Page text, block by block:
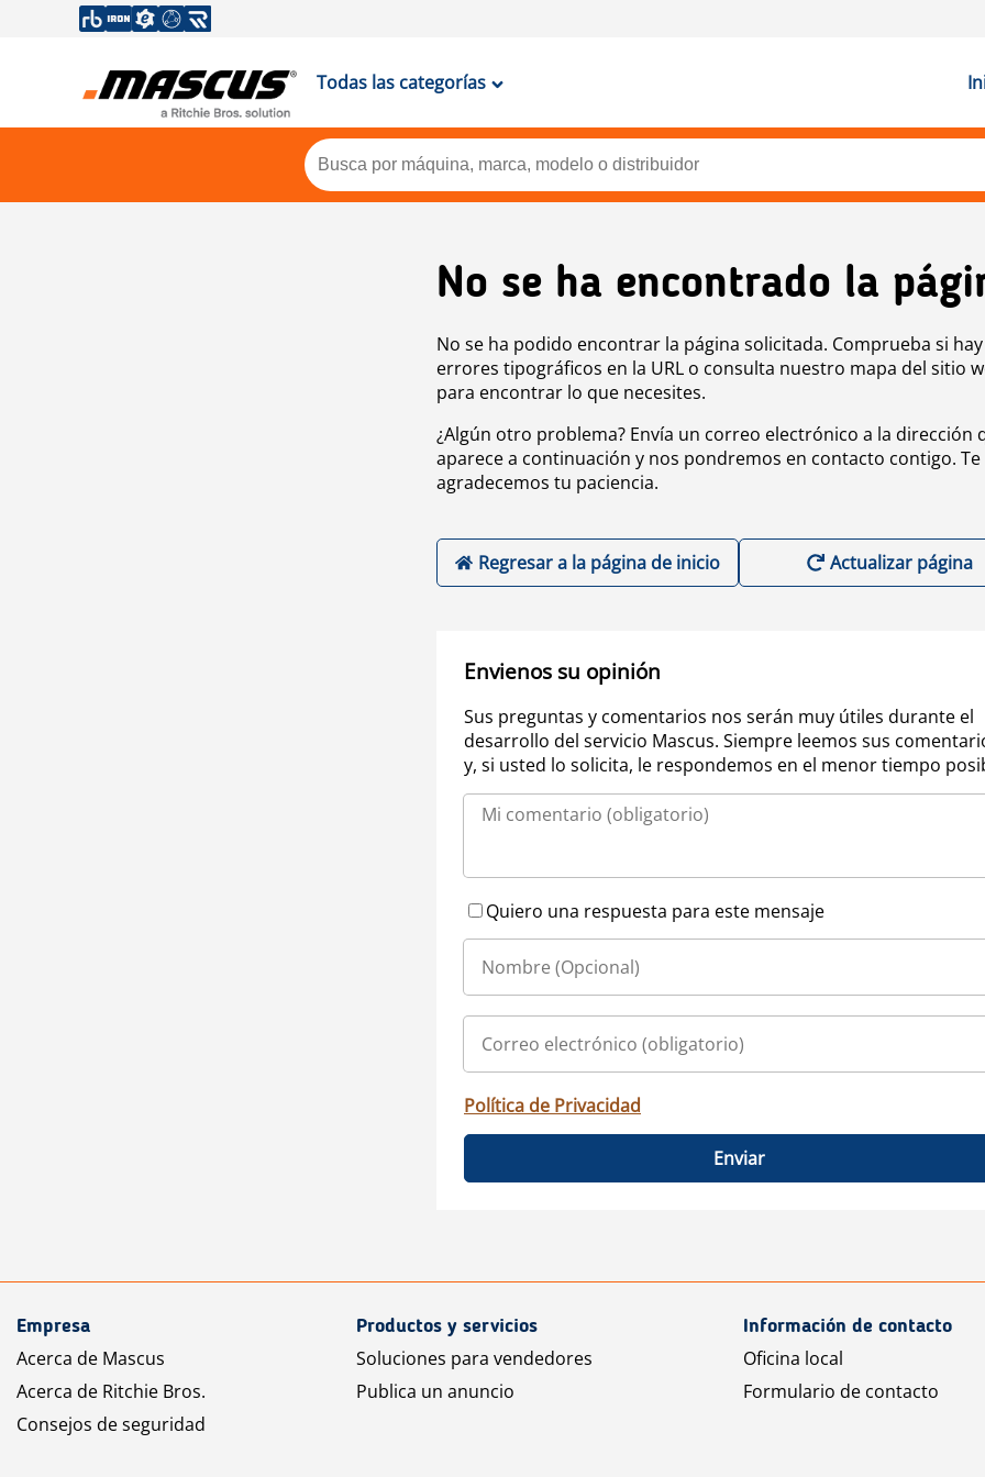
Todas las categorías
No se ha encontrado la
No se ha podido encontrar la página solicitada. Comprueba si hay
errores tipográficos en la URL o consulta nuestro mapa del sitio
para encontrar lo que necesites.
¿Algún otro problema? Envía un correo electrónico a la dirección
aparece a continuación y nos pondremos en contacto contigo. Te
agradecemos tu paciencia.
Regresar a la página de inicio Actualizar página
Envienos su opinión
Sus preguntas y comentarios nos serán muy útiles durante el
desarrollo del servicio Mascus. Siempre leemos sus
y, si usted lo solicita, le respondemos en el menor tiempo
Quiero una respuesta para este mensaje
Política de Privacidad
Enviar
Empresa
Acerca de Mascus
Acerca de Ritchie Bros.
Consejos de seguridad
Productos y servicios
Soluciones para vendedores
Publica un anuncio
Información de contacto
Oficina local
Formulario de contacto